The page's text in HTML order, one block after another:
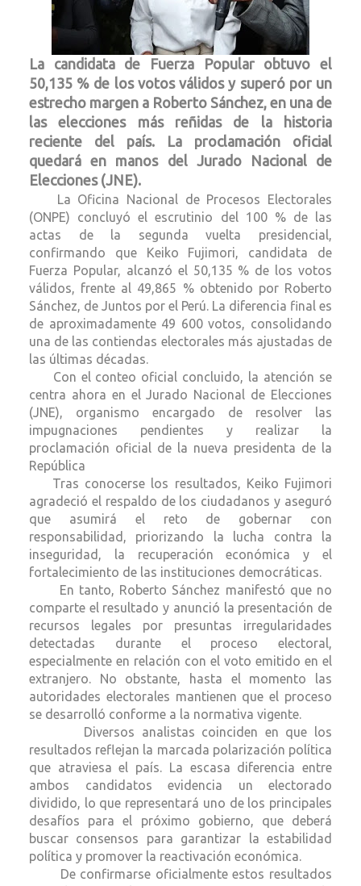
La candidata de Fuerza Popular obtuvo el
50,135 % de los votos válidos y superó por un
estrecho margen a Roberto Sánchez, en una de
las elecciones más reñidas de la historia
reciente del país. La proclamación oficial
quedará en manos del Jurado Nacional de
Elecciones (JNE).
La Oficina Nacional de Procesos Electorales
(ONPE) concluyó el escrutinio del 100 % de las
actas de la segunda vuelta presidencial,
confirmando que Keiko Fujimori, candidata de
Fuerza Popular, alcanzó el 50,135 % de los votos
válidos, frente al 49,865 % obtenido por Roberto
Sánchez, de Juntos por el Perú. La diferencia final es
de aproximadamente 49 600 votos, consolidando
una de las contiendas electorales más ajustadas de
las últimas décadas.
Con el conteo oficial concluido, la atención se
centra ahora en el Jurado Nacional de Elecciones
(JNE), organismo encargado de resolver las
impugnaciones pendientes y realizar la
proclamación oficial de la nueva presidenta de la
República
Tras conocerse los resultados, Keiko Fujimori
agradeció el respaldo de los ciudadanos y aseguró
que asumirá el reto de gobernar con
responsabilidad, priorizando la lucha contra la
inseguridad, la recuperación económica y el
fortalecimiento de las instituciones democráticas.
En tanto, Roberto Sánchez manifestó que no
comparte el resultado y anunció la presentación de
recursos legales por presuntas irregularidades
detectadas durante el proceso electoral,
especialmente en relación con el voto emitido en el
extranjero. No obstante, hasta el momento las
autoridades electorales mantienen que el proceso
se desarrolló conforme a la normativa vigente.
Diversos analistas coinciden en que los
resultados reflejan la marcada polarización política
que atraviesa el país. La escasa diferencia entre
ambos candidatos evidencia un electorado
dividido, lo que representará uno de los principales
desafíos para el próximo gobierno, que deberá
buscar consensos para garantizar la estabilidad
política y promover la reactivación económica.
De confirmarse oficialmente estos resultados